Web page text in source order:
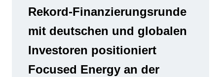
Netzwerke
Rekord-Finanzierungsrunde
mit deutschen und globalen
Investoren positioniert
Focused Energy an der